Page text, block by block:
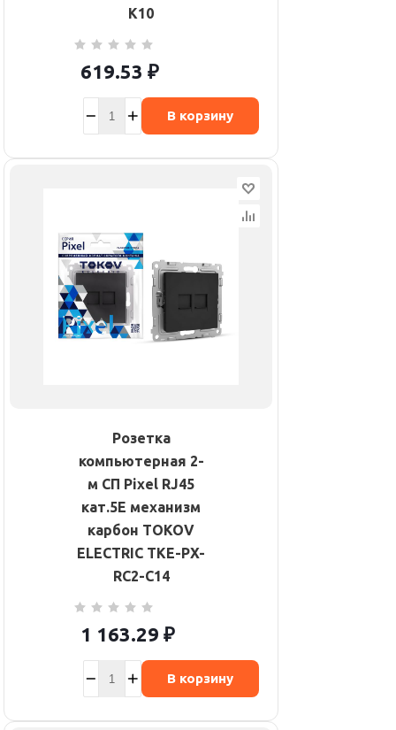
K10
619.53 ₽
В корзину
Розетка
компьютерная 2-
м СП Pixel RJ45
кат.5E механизм
карбон TOKOV
ELECTRIC TKE-PX-
RC2-C14
1 163.29 ₽
В корзину